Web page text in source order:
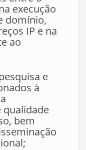
execução
domínio,
IP e na
ao
e
à
qualidade
bem